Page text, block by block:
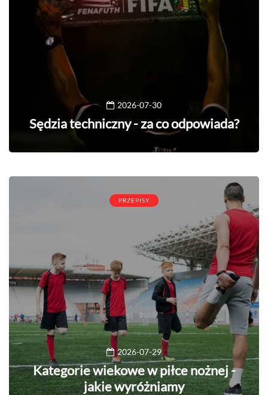
2026-07-30
Sędzia techniczny - za co odpowiada?
PRZEPISY
2026-07-29
Kategorie wiekowe w piłce nożnej -
jakie wyróżniamy